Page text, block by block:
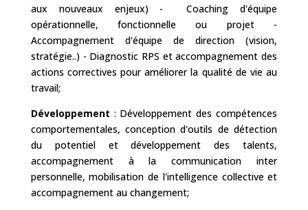
aux nouveaux enjeux) - Coaching d'équipe
opérationnelle, fonctionnelle ou projet -
Accompagnement d'équipe de direction (vision,
stratégie..) - Diagnostic RPS et accompagnement des
actions correctives pour améliorer la qualité de vie au
travail;
Développement : Développement des compétences
comportementales, conception d'outils de détection
du potentiel et développement des talents,
accompagnement à la communication inter
personnelle, mobilisation de l'intelligence collective et
accompagnement au changement;